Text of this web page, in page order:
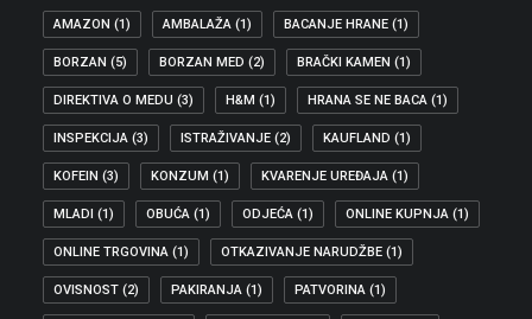
AMAZON (1) AMBALAŽA (1) BACANJE HRANE (1)
BORZAN (5) BORZAN MED (2) BRAČKI KAMEN (1)
DIREKTIVA O MEDU (3) H&M (1) HRANA SE NE BACA (1)
INSPEKCIJA (3) ISTRAŽIVANJE (2) KAUFLAND (1)
KOFEIN (3) KONZUM (1) KVARENJE UREĐAJA (1)
MLADI (1) OBUĆA (1) ODJEĆA (1) ONLINE KUPNJA (1)
ONLINE TRGOVINA (1) OTKAZIVANJE NARUDŽBE (1)
OVISNOST (2) PAKIRANJA (1) PATVORINA (1)